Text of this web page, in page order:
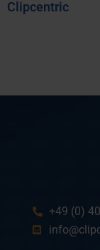
Clipcentric
+49 (0)